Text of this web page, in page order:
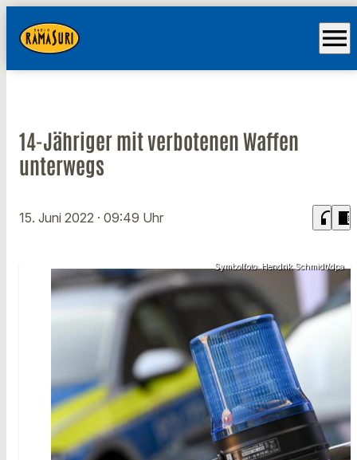
menu
14-Jähriger mit verbotenen Waffen
unterwegs
15. Juni 2022 · 09:49 Uhr headphones chrome_reader_mode
Symbolfoto: Hendrik Schmidt/dpa